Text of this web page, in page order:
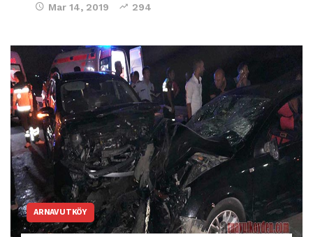
Mar 14, 2019 294
ARNAVUTKÖY